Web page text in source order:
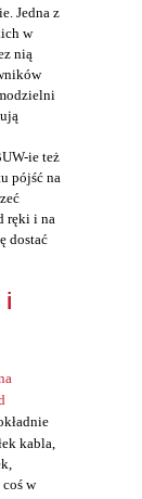
Jedna z
w
nią
ie też
pójść na
ręki i na
dostać
i
kabla,
w